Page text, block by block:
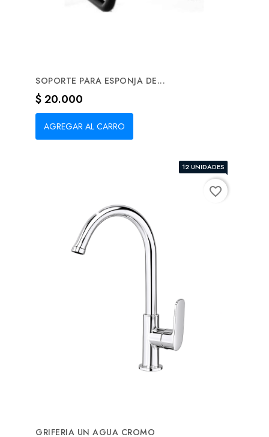
SOPORTE PARA ESPONJA DE...
Precio
$ 20.000
AGREGAR AL CARRO
12 UNIDADES
GRIFERIA UN AGUA CROMO
favorite_border